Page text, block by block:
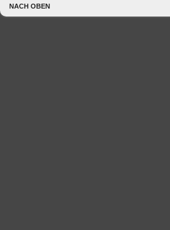
NACH OBEN